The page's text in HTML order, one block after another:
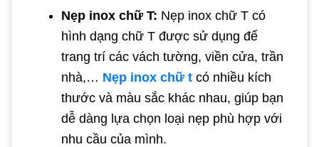
Nẹp inox chữ T: Nẹp inox chữ T có
hình dạng chữ T được sử dụng để
trang trí các vách tường, viền cửa, trần
nhà,… Nẹp inox chữ t có nhiều kích
thước và màu sắc khác nhau, giúp bạn
dễ dàng lựa chọn loại nẹp phù hợp với
nhu cầu của mình.